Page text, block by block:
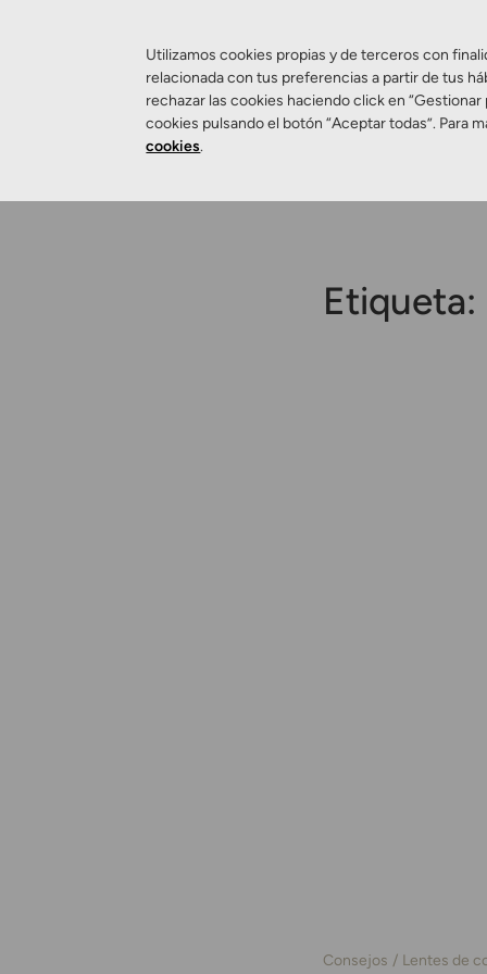
Salud Visual
Etiqueta:
Consejos Lentes de
Utilizamos cookies propias y de terceros con
relacionada con tus preferencias a partir de tus
rechazar las cookies haciendo click en
cookies pulsando el botón “Aceptar todas”. Para
cookies.